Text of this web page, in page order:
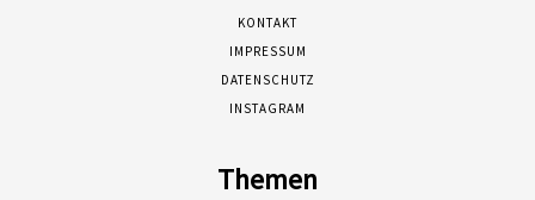
KONTAKT
IMPRESSUM
DATENSCHUTZ
INSTAGRAM
Themen